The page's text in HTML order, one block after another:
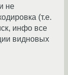
не
(т.е.
инфо все
видновых